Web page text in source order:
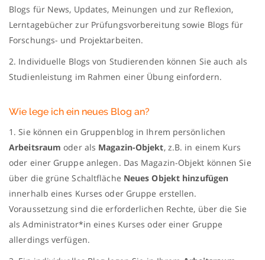
Blogs für News, Updates, Meinungen und zur Reflexion,
Lerntagebücher zur Prüfungsvorbereitung sowie Blogs für
Forschungs- und Projektarbeiten.
2. Individuelle Blogs von Studierenden können Sie auch als
Studienleistung im Rahmen einer Übung einfordern.
Wie lege ich ein neues Blog an?
1. Sie können ein Gruppenblog in Ihrem persönlichen
Arbeitsraum oder als Magazin-Objekt, z.B. in einem Kurs
oder einer Gruppe anlegen. Das Magazin-Objekt können Sie
über die grüne Schaltfläche Neues Objekt hinzufügen
innerhalb eines Kurses oder Gruppe erstellen.
Voraussetzung sind die erforderlichen Rechte, über die Sie
als Administrator*in eines Kurses oder einer Gruppe
allerdings verfügen.